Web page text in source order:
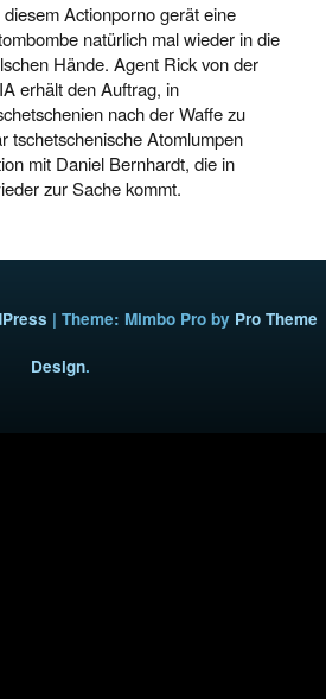
diesem Actionporno gerät eine
natürlich mal wieder in die
Hände. Agent Rick von der
erhält den Auftrag, in
nach der Waffe zu
Atomlumpen
mit Daniel Bernhardt, die in
zur Sache kommt.
| Theme: Mimbo Pro by Pro Theme
Design.